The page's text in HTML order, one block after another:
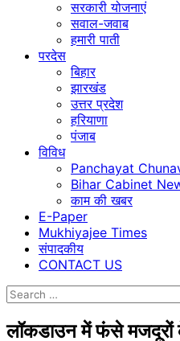
सरकारी योजनाएं
सवाल-जवाब
हमारी पाती
परदेस
बिहार
झारखंड
उत्तर प्रदेश
हरियाणा
पंजाब
विविध
Panchayat
Bihar Cabinet
काम की खबर
E-Paper
Mukhiyajee Times
संपादकीय
CONTACT US
Search
लॉकडाउन में फंसे